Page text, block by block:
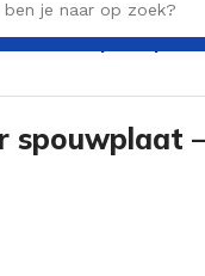
| Pir